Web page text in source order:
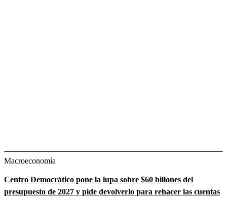
Macroeconomía
Centro Democrático pone la lupa sobre $60 billones del
presupuesto de 2027 y pide devolverlo para rehacer las cuentas